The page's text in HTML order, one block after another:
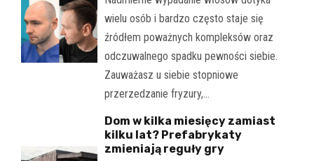
wielu osób i bardzo często staje się
źródłem poważnych kompleksów oraz
odczuwalnego spadku pewności siebie.
Zauważasz u siebie stopniowe
przerzedzanie fryzury,…
Dom w kilka miesięcy zamiast
kilku lat? Prefabrykaty
zmieniają reguły gry